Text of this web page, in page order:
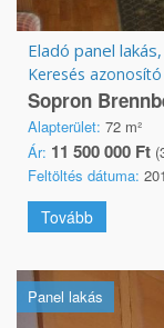
Eladó panel
Keresés
Sopron
Alapterület: 72 m²
Ár: 11 500 000 Ft
Feltöltés dátuma:
Tovább
Panel lakás